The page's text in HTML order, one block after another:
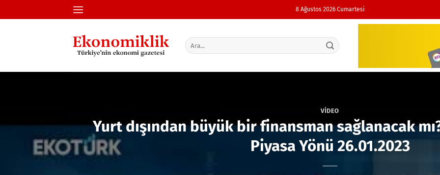
atla
8 Ağustos 2026 Cumartesi
VIDEO
Yurt dışından büyük bir finansman sağlanacak
Piyasa Yönü 26.01.2023